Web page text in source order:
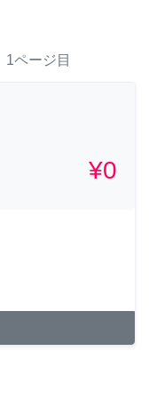
1ページ目
¥0